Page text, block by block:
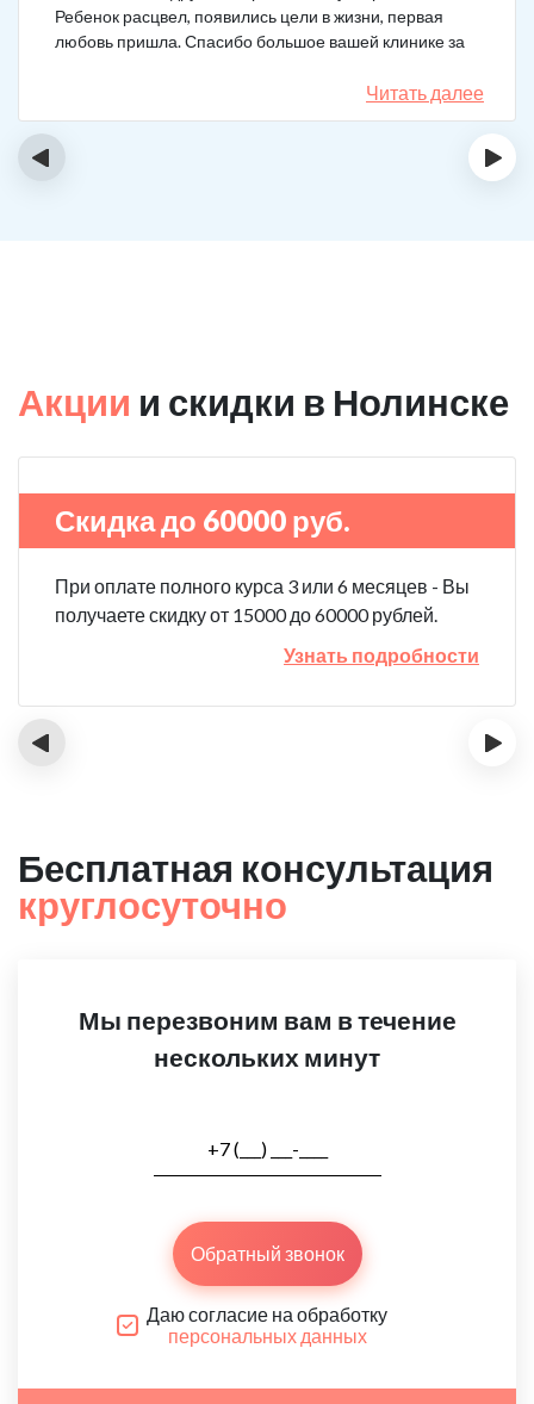
Ребенок расцвел, появились цели в жизни, первая
любовь пришла. Спасибо большое вашей клинике за
Читать далее
‹ ›
Акции и скидки в Нолинске
Скидка до 60000 руб.
При оплате полного курса 3 или 6 месяцев - Вы
получаете скидку от 15000 до 60000 рублей.
Узнать подробности
‹ ›
Бесплатная консультация
круглосуточно
Мы перезвоним вам в течение
нескольких минут
Обратный звонок
Даю согласие на обработку
персональных данных